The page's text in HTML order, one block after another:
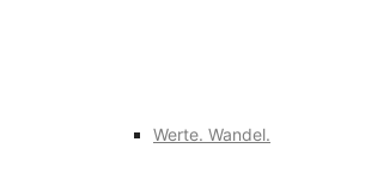
Werte. Wandel.